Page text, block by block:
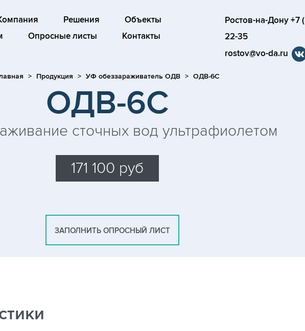
Решения
Объекты
Опросные листы Контакты
Ростов-на-Дону +7
22-35
rostov@vo-da.ru
Продукция УФ обеззараживатель ОДВ ОДВ-6С
ОДВ-6С
сточных вод ультрафиолетом
171 100 руб
ЗАПОЛНИТЬ ОПРОСНЫЙ ЛИСТ